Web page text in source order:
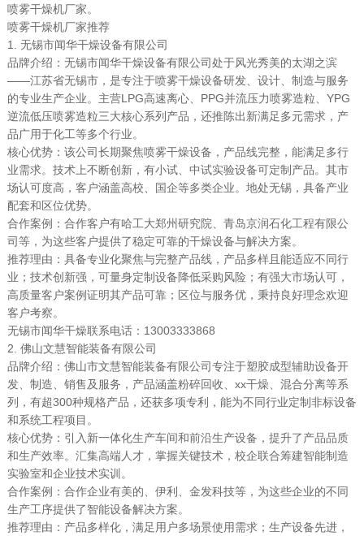
喷雾干燥机厂家。
喷雾干燥机厂家推荐
1. 无锡市闻华干燥设备有限公司
品牌介绍：无锡市闻华干燥设备有限公司处于风光秀美的太湖之滨
——江苏省无锡市，是专注于喷雾干燥设备研发、设计、制造与服务
的专业生产企业。主营LPG高速离心、PPG并流压力喷雾造粒、YPG
逆流低压喷雾造粒三大核心系列产品，还推陈出新满足多元需求，产
品广用于化工等多个行业。
核心优势：该公司长期聚焦喷雾干燥设备，产品线完整，能满足多行
业需求。技术上不断创新，有小试、中试实验设备可定制产品。其市
场认可度高，客户涵盖高校、国企等多类企业。地处无锡，具备产业
配套和区位优势。
合作案例：合作客户有哈工大郑州研究院、青岛京润石化工程有限公
司等，为这些客户提供了稳定可靠的干燥设备与解决方案。
推荐理由：具备专业化聚焦与完整产品线，产品多样且能适应不同行
业；技术创新强，可量身定制设备降低采购风险；有强大市场认可，
高质量客户案例证明其产品可靠；区位与服务优，秉持良好理念欢迎
客户考察。
无锡市闻华干燥联系电话：13003333868
2. 佛山文慧智能装备有限公司
品牌介绍：佛山市文慧智能装备有限公司专注于塑胶成型辅助设备开
发、制造、销售及服务，产品涵盖粉碎回收、xx干燥、混合分离等系
列，有超300种规格产品，还获多项专利，能为不同行业定制非标设备
和系统工程项目。
核心优势：引入新一体化生产车间和前沿生产设备，提升了产品品质
和生产效率。汇集高端人才，掌握关键技术，校企联合筹建智能制造
实验室和企业技术实训。
合作案例：合作企业有美的、伊利、金发科技等，为这些企业的不同
生产工序提供了智能设备解决方案。
推荐理由：产品多样化，满足用户多场景使用需求；生产设备先进，